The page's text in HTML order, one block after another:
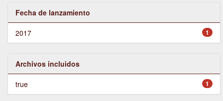
Fecha de lanzamiento
1
2017
Archivos incluidos
1
true